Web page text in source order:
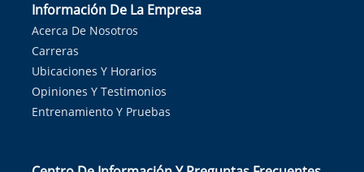
Información De La Empresa
Acerca De Nosotros
Carreras
Ubicaciones Y Horarios
Opiniones Y Testimonios
Entrenamiento Y Pruebas